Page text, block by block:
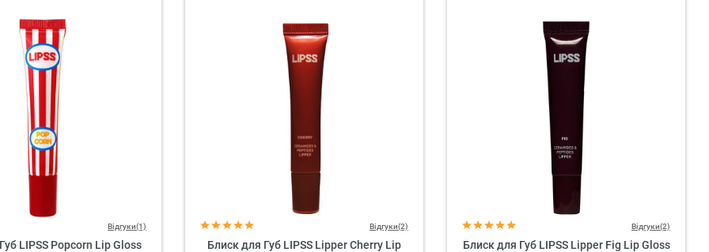
Відгуки(1)
LIPSS Popcorn Lip Gloss
Відгуки(2)
Блиск для Губ LIPSS Lipper Cherry Lip
Відгуки(2)
Блиск для Губ LIPSS Lipper Fig Lip Gloss